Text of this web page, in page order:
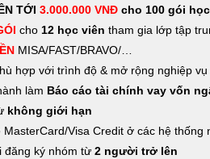
TỚI 3.000.000 VNĐ cho 100 gói
cho 12 học viên tham gia lớp tập
MISA/FAST/BRAVO/…
hợp với trình độ & mở rộng nghiệp
làm Báo cáo tài chính vay vốn
không giới hạn
MasterCard/Visa Credit ở các hệ thống
đăng ký nhóm từ 2 người trở lên